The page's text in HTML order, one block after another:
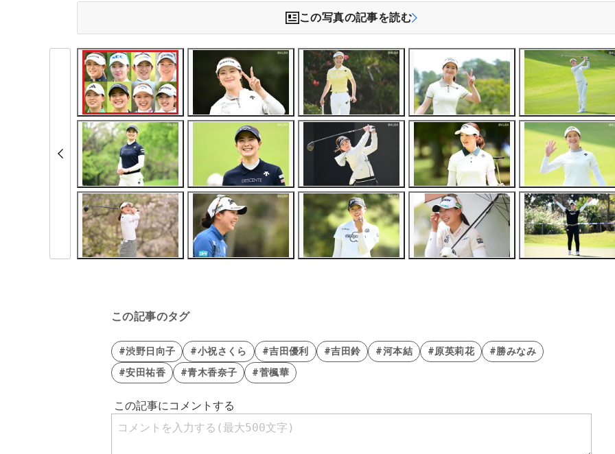
この写真の記事を読む
この記事のタグ
#渋野日向子 #小祝さくら #吉田優利 #吉田鈴 #河本結 #原英莉花
#勝みなみ
#安田祐香
#青木香奈子 #菅楓華